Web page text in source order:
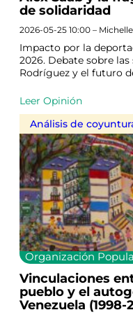
de solidaridad
2026-05-25 10:00 –
Impacto por la
2026. Debate sobre
Rodríguez y el futuro
Leer Opinión
Análisis de
Organización
Vinculaciones
pueblo y el
Venezuela (1998-